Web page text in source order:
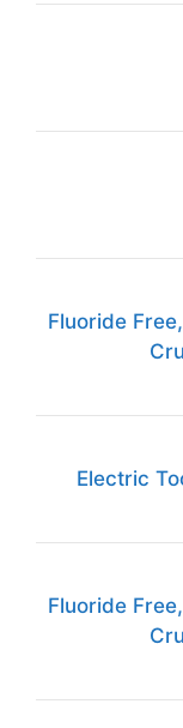
Fluoride
Electric
Fluoride